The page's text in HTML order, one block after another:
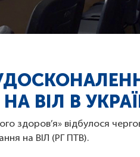
ВІЛ В
здоров’я» відбулося
на ВІЛ (РГ ПТВ).